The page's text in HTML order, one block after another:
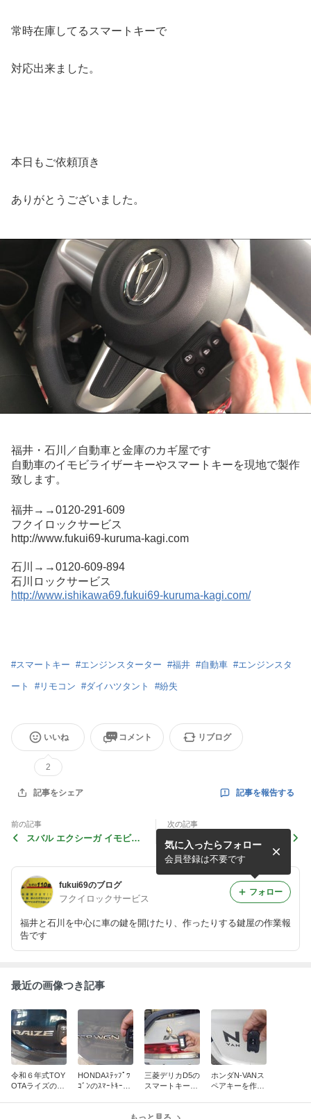
常時在庫してるスマートキーで
対応出来ました。
本日もご依頼頂き
ありがとうございました。
福井・石川／自動車と金庫のカギ屋です
自動車のイモビライザーキーやスマートキーを現地で製作
致します。
福井→→0120-291-609
フクイロックサービス
http://www.fukui69-kuruma-kagi.com
石川
→→0120-609-894
石川ロックサービス
http://www.ishikawa69.fukui69-kuruma-kagi.com/
#スマートキー #エンジンスターター #福井 #自動車 #エンジンスタ
ート #リモコン #ダイハツタント #紛失
いいね
2
コメント リブログ
記事をシェア 記事を報告する
前の記事
スバル エクシーガ イモビ登
次の記事
トヨタハリアー リモコンキ
ーシェル交換
fukui69のブログ
フクイロックサービス
福井と石川を中心に車の鍵を開けたり、作ったりする鍵屋の作業報
告です
気に入ったらフォロー
会員登録は不要です
フォロー
最近の画像つき記事
令和６年式TOY
OTAライズのｽﾏ
HONDAｽﾃｯﾌﾟﾜ
ｺﾞﾝのｽﾏｰﾄｷｰを
三菱デリカD5の
スマートキー登
ホンダN-VANス
ペアキーを作り